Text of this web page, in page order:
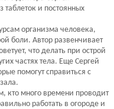
таблеток и постоянных
организма человека,
боли. Автор развенчивает
что делать при острой
частях тела. Еще Сергей
помогут справиться с
кто много времени проводит
работать в огороде и